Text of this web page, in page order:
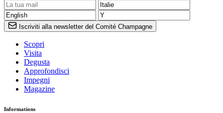
Iscriviti alla newsletter del Comité Champagne
Scopri
Visita
Degusta
Approfondisci
Impegni
Magazine
Informations